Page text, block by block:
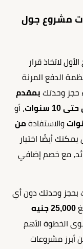
مشروع جول
لاتخاذ قرار
الدفع المرنة
حجز وحدتك بمقدم
، أو
والاستفادة من
أيضًا اختيار
مع خصم إضافي
بحجز وحدتك دون أي
25,000 جنيه
الخطوة الأهم
مشروعات